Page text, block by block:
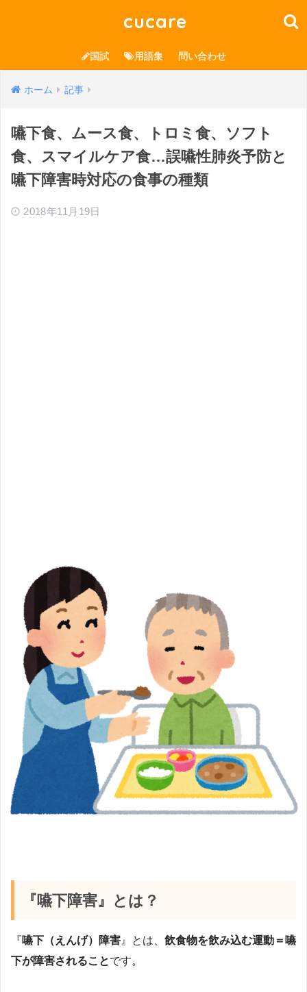
cucare
国試 用語集 問い合わせ
ホーム 記事
嚥下食、ムース食、トロミ食、ソフト
食、スマイルケア食…誤嚥性肺炎予防と
嚥下障害時対応の食事の種類
2018年11月19日
『嚥下障害』とは？
『 嚥下（えんげ）障害』とは、 飲食物を飲み込む運動＝嚥
下が障害されることです。